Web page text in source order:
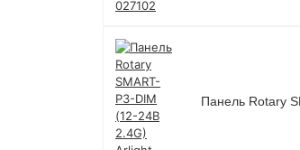
Панель Rotary